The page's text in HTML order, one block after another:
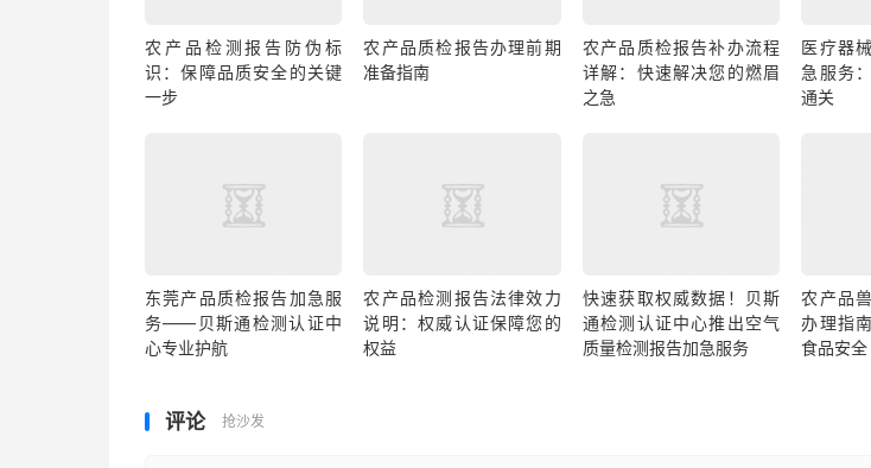
农产品检测报告防伪标
识：保障品质安全的关键
一步
农产品质检报告办理前期
准备指南
农产品质检报告补办流程
详解：快速解决您的燃眉
之急
医疗器
急服务
通关
东莞产品质检报告加急服
务——贝斯通检测认证中
心专业护航
农产品检测报告法律效力
说明：权威认证保障您的
权益
快速获取权威数据！贝斯
通检测认证中心推出空气
质量检测报告加急服务
农产品
办理指
食品安全
评论 抢沙发